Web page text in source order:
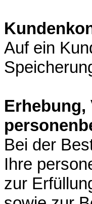
Auf ein
Erhebung,
Bei der
Ihre
zur